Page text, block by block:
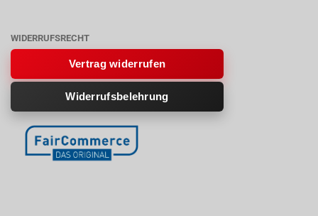
WIDERRUFSRECHT
Vertrag widerrufen
Widerrufsbelehrung